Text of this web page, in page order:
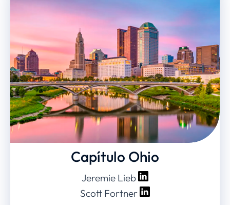
Capítulo Ohio
Jeremie Lieb
Scott Fortner